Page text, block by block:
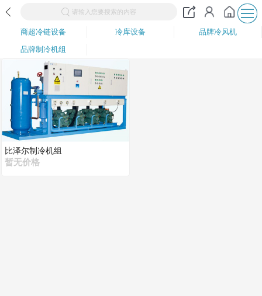
请输入您要搜索的内容
商超冷链设备 冷库设备
品牌冷风机
品牌制冷机组
比泽尔制冷机组
暂无价格